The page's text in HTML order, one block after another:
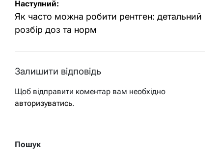
Наступний:
Як часто можна робити рентген: детальний
розбір доз та норм
Залишити відповідь
Щоб відправити коментар вам необхідно
авторизуватись.
Пошук